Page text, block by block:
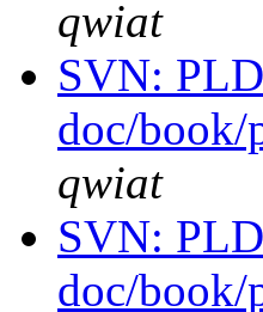
qwiat
SVN:
doc/book/
qwiat
SVN:
doc/book/